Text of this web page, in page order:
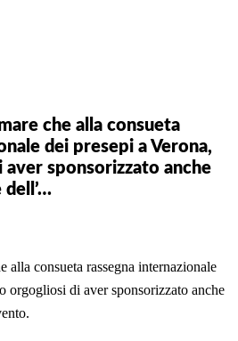
che alla consueta
dei presepi a Verona,
sponsorizzato anche
dell’…
alla consueta rassegna internazionale
orgogliosi di aver sponsorizzato anche